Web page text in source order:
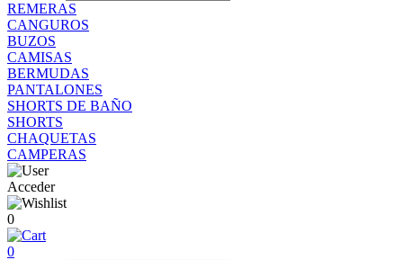
REMERAS
CANGUROS
BUZOS
CAMISAS
BERMUDAS
PANTALONES
SHORTS DE BAÑO
SHORTS
CHAQUETAS
CAMPERAS
Acceder
0
0